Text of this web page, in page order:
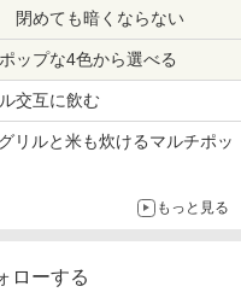
閉めても暗くならない
ップな4色から選べる
交互に飲む
リルと米も炊けるマルチポッ
もっと見る
ローする